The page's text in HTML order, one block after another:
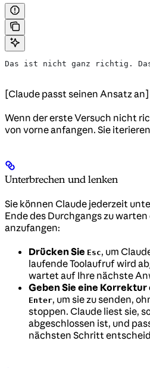
Das ist nicht ganz richtig.
[Claude passt seinen Ansatz an]
Wenn der erste Versuch nicht
von vorne anfangen. Sie
Unterbrechen und lenken
Sie können Claude jederzeit
Ende des Durchgangs zu
anzufangen:
Drücken Sie Esc, um
laufende Toolaufruf wird
wartet auf Ihre nächste
Geben Sie eine Korrektur
Enter, um sie zu senden,
stoppen. Claude liest sie,
abgeschlossen ist, und
nächsten Schritt